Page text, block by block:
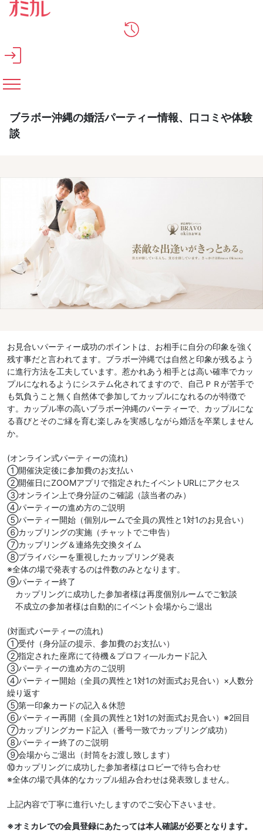
メインコンテンツへスキップ
ブラボー沖縄の婚活パーティー情報、口コミや体験
談
お見合いパーティー成功のポイントは、お相手に自分の印象を強く
残す事だと言われてます。ブラボー沖縄では自然と印象が残るよう
に進行方法を工夫しています。惹かれあう相手とは高い確率でカッ
プルになれるようにシステム化されてますので、自己ＰＲが苦手で
も気負うこと無く自然体で参加してカップルになれるのが特徴で
す。カップル率の高いブラボー沖縄のパーティーで、カップルにな
る喜びとそのご縁を育む楽しみを実感しながら婚活を卒業しません
か。
(オンライン式パーティーの流れ)
①開催決定後に参加費のお支払い
②開催日にZOOMアプリで指定されたイベントURLにアクセス
③オンライン上で身分証のご確認（該当者のみ）
④パーティーの進め方のご説明
⑤パーティー開始（個別ルームで全員の異性と1対1のお見合い）
⑥カップリングの実施（チャットでご申告）
⑦カップリング＆連絡先交換タイム
⑧プライバシーを重視したカップリング発表
※全体の場で発表するのは件数のみとなります。
⑨パーティー終了
カップリングに成功した参加者様は再度個別ルームでご歓談
不成立の参加者様は自動的にイベント会場からご退出
(対面式パーティーの流れ)
①受付（身分証の提示、参加費のお支払い）
②指定された座席にて待機＆プロフィ―ルカード記入
③パーティーの進め方のご説明
④パーティー開始（全員の異性と1対1の対面式お見合い）×人数分
繰り返す
⑤第一印象カードの記入＆休憩
⑥パーティー再開（全員の異性と1対1の対面式お見合い）※2回目
⑦カップリングカード記入（番号一致でカップリング成功）
⑧パーティー終了のご説明
⑨会場からご退出（封筒をお渡し致します）
⑩カップリングに成功した参加者様はロビーで待ち合わせ
※全体の場で具体的なカップル組み合わせは発表致しません。
上記内容で丁寧に進行いたしますのでご安心下さいませ。
※オミカレでの会員登録にあたっては本人確認が必要となります。